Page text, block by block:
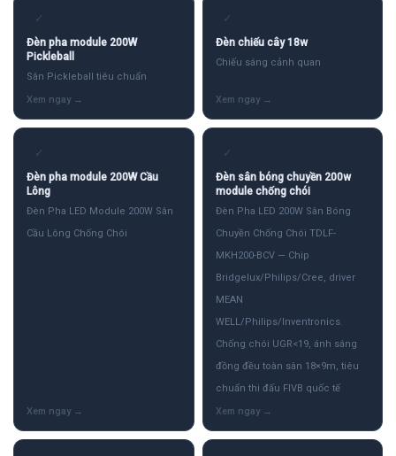
✓
Đèn pha module 200W
Pickleball
Sân Pickleball tiêu chuẩn
✓
Đèn chiếu cây 18w
Chiếu sáng cảnh quan
✓
Đèn pha module 200W Cầu
Lông
Đèn Pha LED Module 200W Sân
Cầu Lông Chống Chói
✓
Đèn sân bóng chuyền 200w
module chống chói
Đèn Pha LED 200W Sân Bóng
Chuyền Chống Chói TDLF-
MKH200-BCV — Chip
Bridgelux/Philips/Cree, driver
MEAN
WELL/Philips/Inventronics.
Chống chói UGR<19, ánh sáng
đồng đều toàn sân 18×9m, tiêu
chuẩn thi đấu FIVB quốc tế